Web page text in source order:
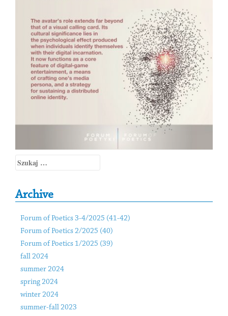
Szukaj:
Archive
Forum of Poetics 3-4/2025 (41-42)
Forum of Poetics 2/2025 (40)
Forum of Poetics 1/2025 (39)
fall 2024
summer 2024
spring 2024
winter 2024
summer-fall 2023